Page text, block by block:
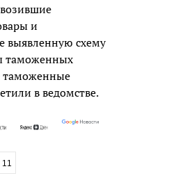
и
выявленную схему
таможенных
таможенные
в ведомстве.
11